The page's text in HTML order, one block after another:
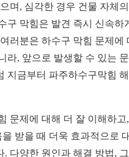
며, 심각한 경우 건물 자체
구 막힘은 발견 즉시 신속하
러분은 하수구 막힘 문제에
라, 앞으로 발생할 수 있는
지금부터 파주하수구막힘
문제에 대해 더 잘 이해하고
받을 때 더욱 효과적으로
다양한 원인과 해결 방법,